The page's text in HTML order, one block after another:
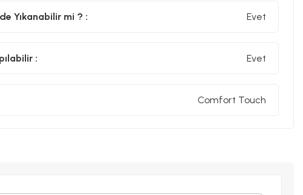
Yıkanabilir mi ? : Evet
: Evet
Comfort Touch